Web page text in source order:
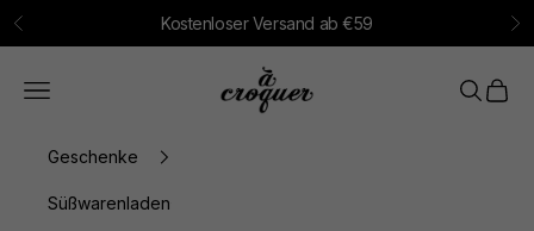
Zum Inhalt springen
Zurück Kostenloser Versand ab €59
à croquer
Menü Suchen
Geschenke
Süßwarenladen